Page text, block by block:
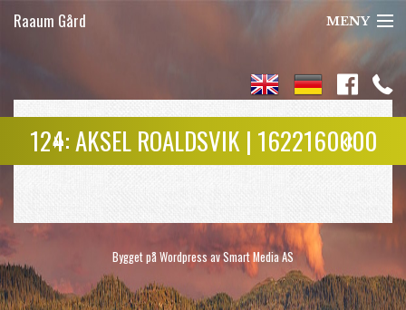
Raaum Gård MENY
Laksefiske
Seterferie
Kontakt
»
124: AKSEL ROALDSVIK | 1622160000
«
Bygget på Wordpress avSmart Media AS